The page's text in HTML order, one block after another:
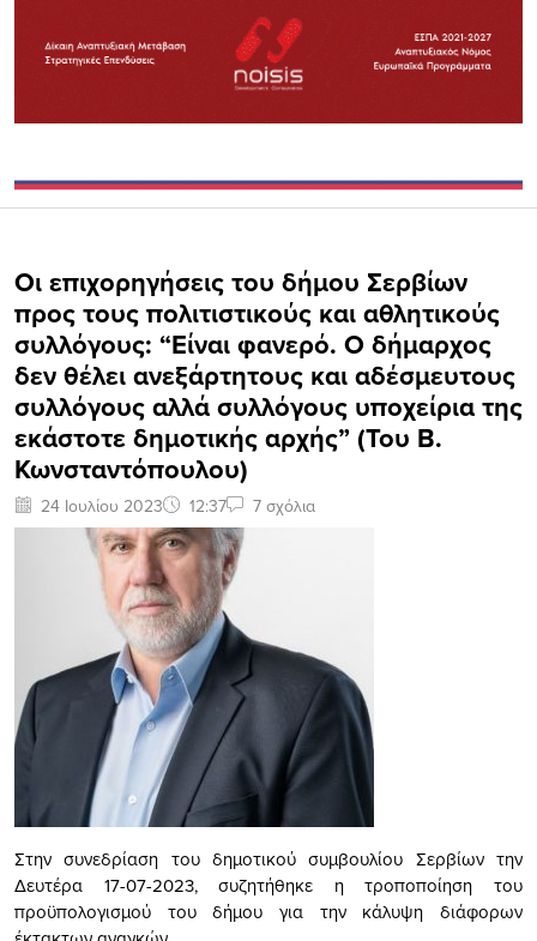
Οι επιχορηγήσεις του δήμου Σερβίων
προς τους πολιτιστικούς και αθλητικούς
συλλόγους: “Είναι φανερό. Ο δήμαρχος
δεν θέλει ανεξάρτητους και αδέσμευτους
συλλόγους αλλά συλλόγους υποχείρια της
εκάστοτε δημοτικής αρχής” (Του Β.
Κωνσταντόπουλου)
24 Ιουλίου 2023 12:37 7 σχόλια
Στην συνεδρίαση του δημοτικού συμβουλίου Σερβίων την
Δευτέρα 17-07-2023, συζητήθηκε η τροποποίηση του
προϋπολογισμού του δήμου για την κάλυψη διάφορων